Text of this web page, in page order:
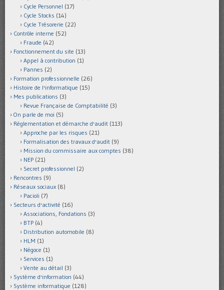
Cycle Personnel (17)
Cycle Stocks (14)
Cycle Trésorerie (22)
Contrôle interne (52)
Fraude (42)
Fonctionnement du site (13)
Appel à contribution (1)
Pannes (2)
Formation professionnelle (26)
Histoire de l'informatique (15)
Mes publications (3)
Revue Française de Comptabilité (3)
On parle de moi (5)
Réglementation et démarche d'audit (113)
Approche par les risques (21)
Formalisation des travaux d'audit (9)
Mission du commissaire aux comptes (38)
NEP (21)
Secret professionnel (2)
Rencontres (9)
Réseaux sociaux (8)
Pacioli (7)
Secteurs d'activité (16)
Associations, Fondations (3)
BTP (4)
Distribution automobile (8)
HLM (1)
Négoce (1)
Services (1)
Vente au détail (3)
Système d'information (44)
Système informatique (128)